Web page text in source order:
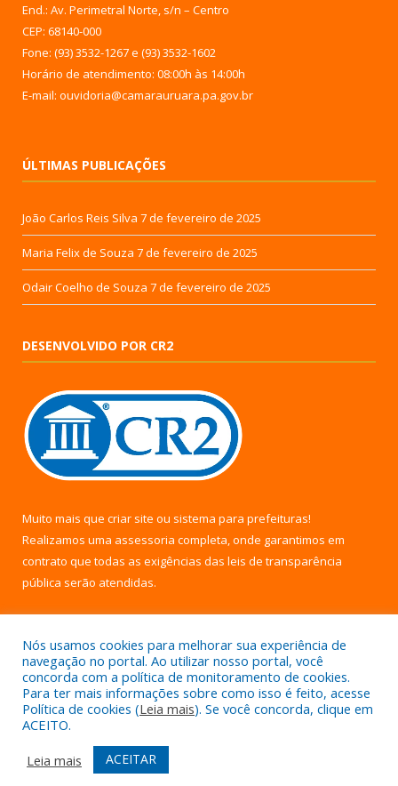
End.: Av. Perimetral Norte, s/n – Centro
CEP: 68140-000
Fone: (93) 3532-1267 e (93) 3532-1602
Horário de atendimento: 08:00h às 14:00h
E-mail: ouvidoria@camarauruara.pa.gov.br
ÚLTIMAS PUBLICAÇÕES
João Carlos Reis Silva 7 de fevereiro de 2025
Maria Felix de Souza 7 de fevereiro de 2025
Odair Coelho de Souza 7 de fevereiro de 2025
DESENVOLVIDO POR CR2
Muito mais que criar site ou sistema para prefeituras!
Realizamos uma assessoria completa, onde garantimos em
contrato que todas as exigências das leis de transparência
pública serão atendidas.
Todos os direitos reservados a Câmara Municipal de Uruará.
Mapa do Site
Acessar Área Administrativa
Acessar Webmail
Nós usamos cookies para melhorar sua experiência de
navegação no portal. Ao utilizar nosso portal, você
concorda com a política de monitoramento de cookies.
Para ter mais informações sobre como isso é feito, acesse
Política de cookies (Leia mais). Se você concorda, clique em
ACEITO.
Leia mais
ACEITAR